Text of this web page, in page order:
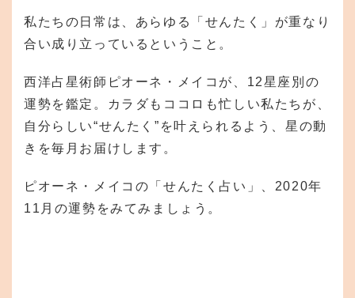
私たちの日常は、あらゆる「せんたく」が重なり
合い成り立っているということ。
西洋占星術師ピオーネ・メイコが、12星座別の
運勢を鑑定。カラダもココロも忙しい私たちが、
自分らしい“せんたく”を叶えられるよう、星の動
きを毎月お届けします。
ピオーネ・メイコの「せんたく占い」、2020年
11月の運勢をみてみましょう。